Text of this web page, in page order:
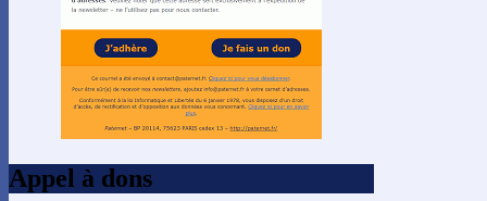
Appel à dons